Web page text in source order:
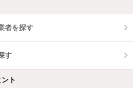
者を探す
す
ト